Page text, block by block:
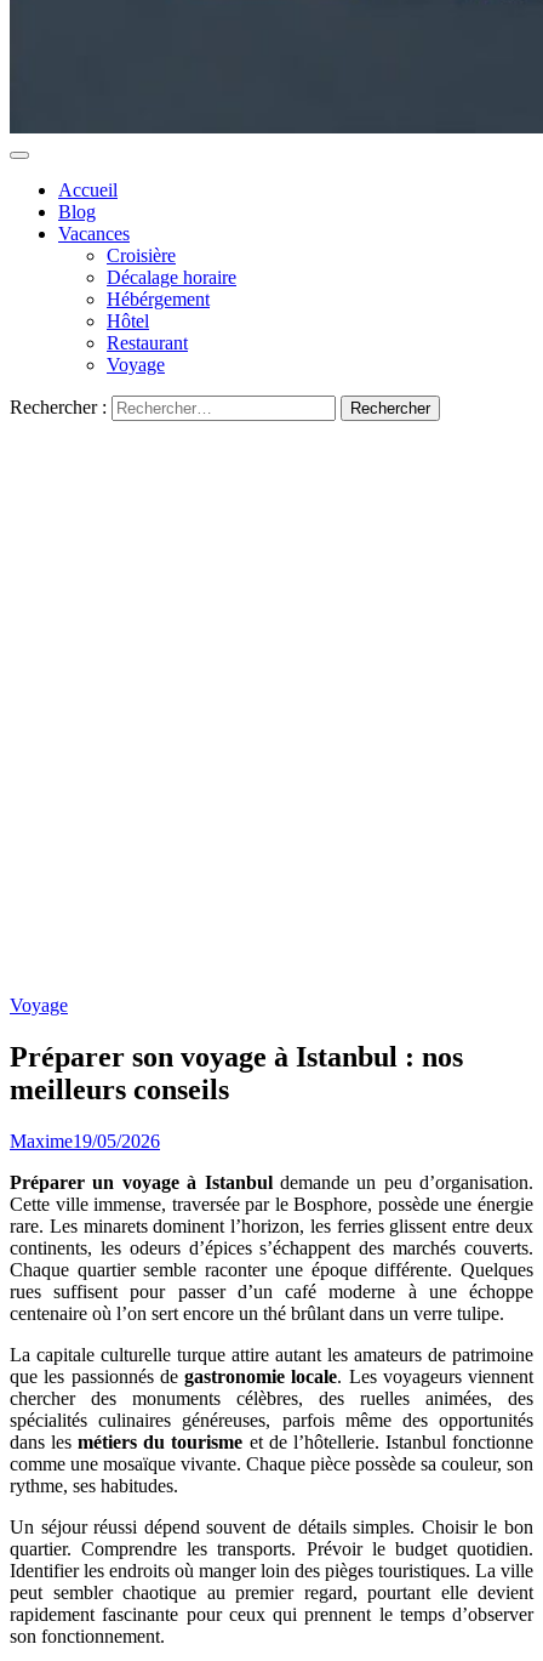
Accueil
Blog
Vacances
Croisière
Décalage horaire
Hébérgement
Hôtel
Restaurant
Voyage
Rechercher :
Voyage
Préparer son voyage à Istanbul : nos
meilleurs conseils
Maxime19/05/2026
Préparer un voyage à Istanbuldemande un peu d’organisation.
Cette ville immense, traversée par le Bosphore, possède une énergie
rare. Les minarets dominent l’horizon, les ferries glissent entre deux
continents, les odeurs d’épices s’échappent des marchés couverts.
Chaque quartier semble raconter une époque différente. Quelques
rues suffisent pour passer d’un café moderne à une échoppe
centenaire où l’on sert encore un thé brûlant dans un verre tulipe.
La capitale culturelle turque attire autant les amateurs de patrimoine
que les passionnés de gastronomie locale. Les voyageurs viennent
chercher des monuments célèbres, des ruelles animées, des
spécialités culinaires généreuses, parfois même des opportunités
dans lesmétiers du tourisme et de l’hôtellerie. Istanbul fonctionne
comme une mosaïque vivante. Chaque pièce possède sa couleur, son
rythme, ses habitudes.
Un séjour réussi dépend souvent de détails simples. Choisir le bon
quartier. Comprendre les transports. Prévoir le budget quotidien.
Identifier les endroits où manger loin des pièges touristiques. La ville
peut sembler chaotique au premier regard, pourtant elle devient
rapidement fascinante pour ceux qui prennent le temps d’observer
son fonctionnement.